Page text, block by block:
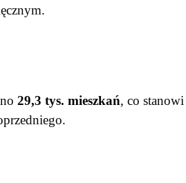
29,3 tys. mieszkań, co stanowi